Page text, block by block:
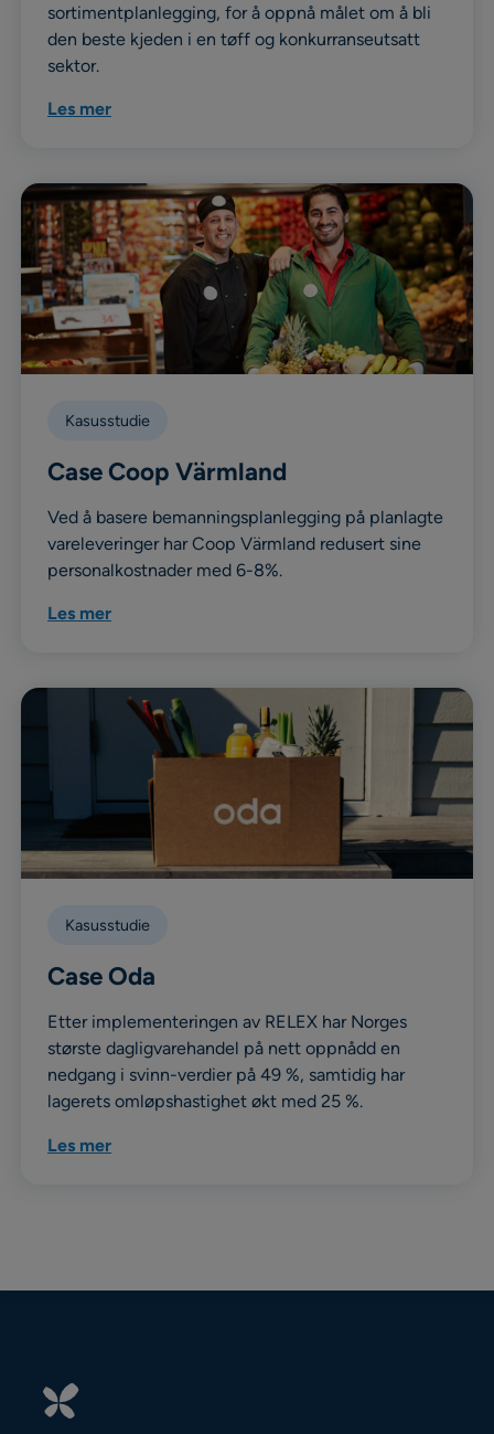
sortimentplanlegging, for å oppnå målet om å bli
den beste kjeden i en tøff og konkurranseutsatt
sektor.
Les mer
Kasusstudie
Case Coop Värmland
Ved å basere bemanningsplanlegging på planlagte
vareleveringer har Coop Värmland redusert sine
personalkostnader med 6-8%.
Les mer
Kasusstudie
Case Oda
Etter implementeringen av RELEX har Norges
største dagligvarehandel på nett oppnådd en
nedgang i svinn-verdier på 49 %, samtidig har
lagerets omløpshastighet økt med 25 %.
Les mer